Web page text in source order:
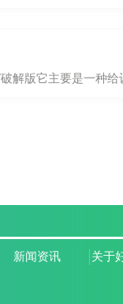
版它主要是一种给
新闻资讯 关于